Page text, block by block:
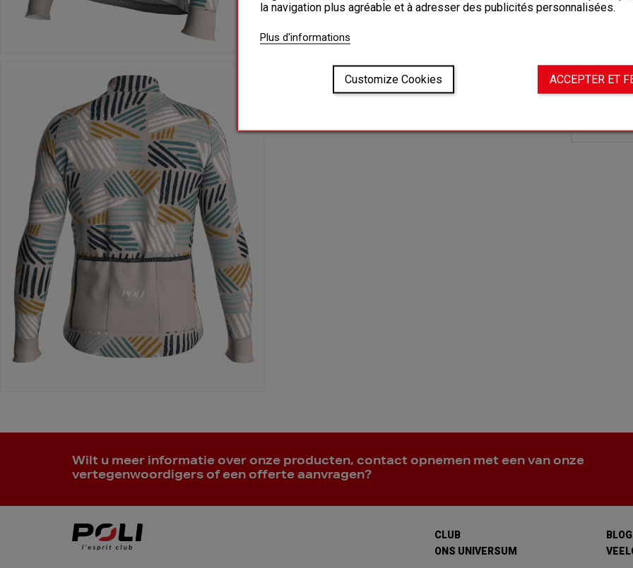
Wilt u meer informatie over onze producten, contact opnemen met een van onze
vertegenwoordigers of een offerte aanvragen?
CLUB
ONS UNIVERSUM
la navigation plus agréable et à adresser des publicités personnalisées.
Plus d'informations
ACCEPTER ET
Customize Cookies